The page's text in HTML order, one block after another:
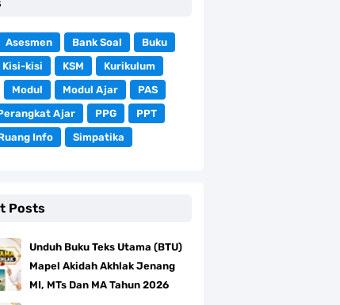
Asesmen Bank Soal
Buku
Kisi-kisi KSM
Kurikulum
Modul Modul Ajar
PAS
Ajar PPG
PPT
Info Simpatika
Posts
Unduh Buku Teks Utama (BTU)
Mapel Akidah Akhlak Jenang
MI, MTs Dan MA Tahun 2026